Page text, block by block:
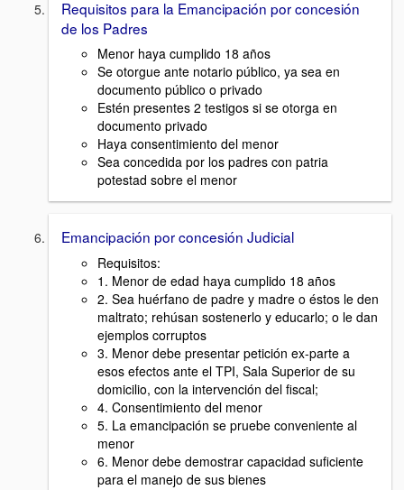
Requisitos para la Emancipación por concesión
de los Padres
Menor haya cumplido 18 años
Se otorgue ante notario público, ya sea en
documento público o privado
Estén presentes 2 testigos si se otorga en
documento privado
Haya consentimiento del menor
Sea concedida por los padres con patria
potestad sobre el menor
Emancipación por concesión Judicial
Requisitos:
1. Menor de edad haya cumplido 18 años
2. Sea huérfano de padre y madre o éstos le den
maltrato; rehúsan sostenerlo y educarlo; o le dan
ejemplos corruptos
3. Menor debe presentar petición ex-parte a
esos efectos ante el TPI, Sala Superior de su
domicilio, con la intervención del fiscal;
4. Consentimiento del menor
5. La emancipación se pruebe conveniente al
menor
6. Menor debe demostrar capacidad suficiente
para el manejo de sus bienes